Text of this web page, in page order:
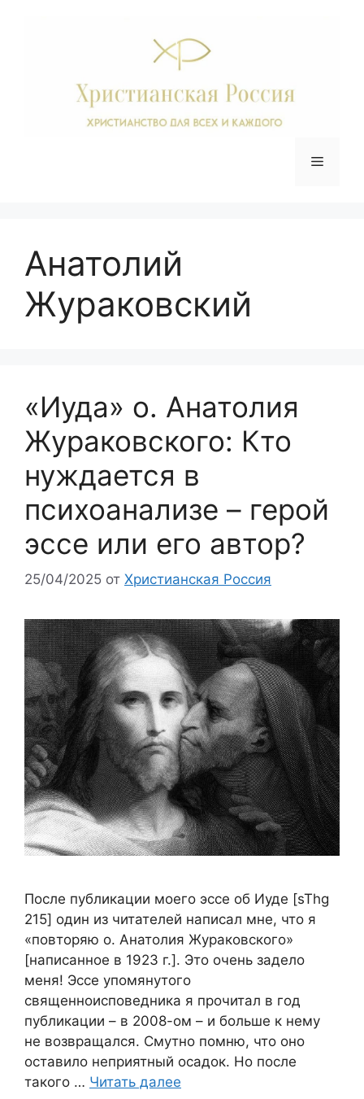
Меню
Анатолий
Жураковский
«Иуда» о. Анатолия
Жураковского: Кто
нуждается в
психоанализе – герой
эссе или его автор?
25/04/2025 от Христианская Россия
После публикации моего эссе об Иуде [sThg
215] один из читателей написал мне, что я
«повторяю о. Анатолия Жураковского»
[написанное в 1923 г.]. Это очень задело
меня! Эссе упомянутого
священноисповедника я прочитал в год
публикации – в 2008-ом – и больше к нему
не возвращался. Смутно помню, что оно
оставило неприятный осадок. Но после
такого … Читать далее